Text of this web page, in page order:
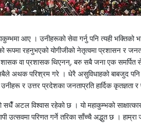
आए । उनीहरूको सेवा गर्नु पनि त्यही भक्तिको
रहनुभएको योगीजीको नेतृत्वमा प्रशासन र
शासक वा प्रशासक थिएनन्, बरु सबै जना एक
अथक परिश्रम गरे । धेरै असुविधाहको बाबजुद पनि
उनीहरू र उत्तर प्रदेशका जनताप्रति हार्दिक कृतज्ञता
सधैँ अटल विश्वास रहेको छ । यो महाकुम्भको
उत्सवमा परिणत गर्ने तरिका साँच्चै अद्भुत छ ।